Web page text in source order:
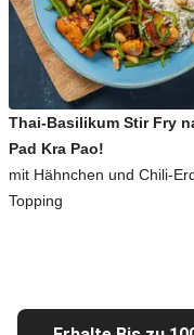
Thai-Basilikum Stir Fry
Pad Kra Pao!
mit Hähnchen und Chili-
Topping